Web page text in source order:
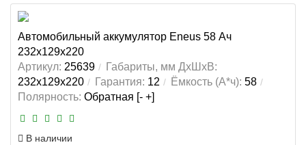
Автомобильный аккумулятор Eneus 58 Ач
232x129x220
Артикул: 25639
Габариты, мм ДхШхВ:
232x129x220
Гарантия: 12 Ёмкость (А*ч): 58
Полярность: Обратная [- +]
В наличии